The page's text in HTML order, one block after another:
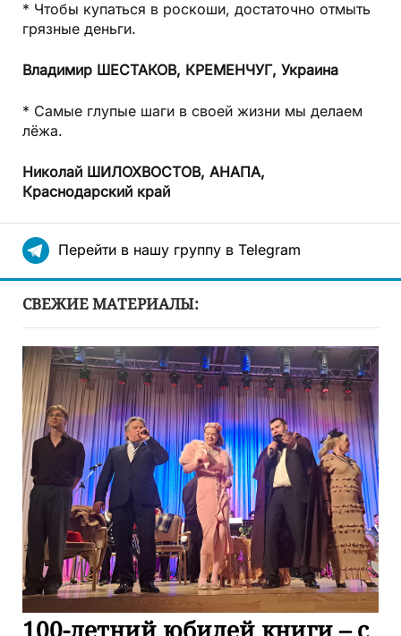
* Чтобы купаться в роскоши, достаточно отмыть
грязные деньги.
Владимир ШЕСТАКОВ, КРЕМЕНЧУГ, Украина
* Самые глупые шаги в своей жизни мы делаем
лёжа.
Николай ШИЛОХВОСТОВ, АНАПА,
Краснодарский край
Перейти в нашу группу в Telegram
СВЕЖИЕ МАТЕРИАЛЫ: